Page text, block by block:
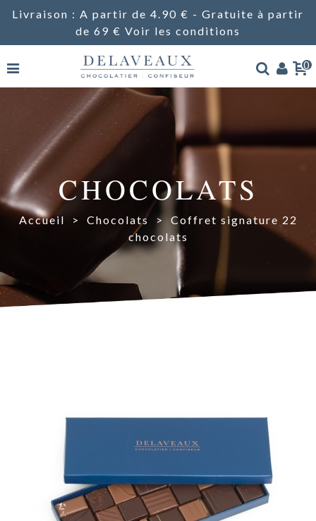
Livraison : A partir de 4.90 € - Gratuite à partir
de 69 € Voir les conditions
0
CHOCOLATS
Accueil > Chocolats > Coffret signature 22
chocolats